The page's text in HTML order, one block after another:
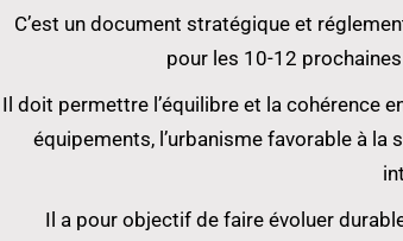
C’est un document stratégique et
pour les 10-12
Il doit permettre l’équilibre et la cohérence
équipements, l’urbanisme favorable à la
Il a pour objectif de faire évoluer